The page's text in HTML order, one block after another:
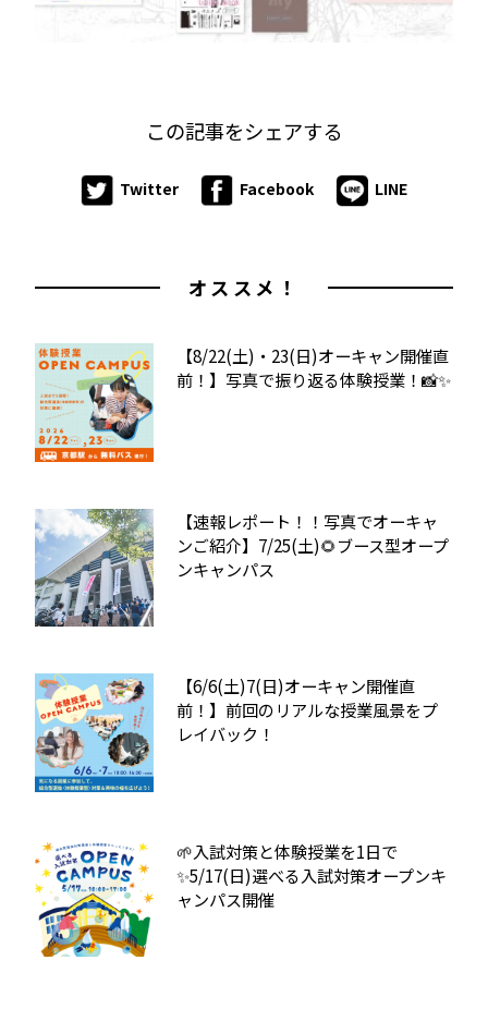
この記事をシェアする
Twitter Facebook LINE
オススメ！
【8/22(土)・23(日)オーキャン開催直
前！】写真で振り返る体験授業！📸✨
【速報レポート！！写真でオーキャ
ンご紹介】7/25(土)🌻ブース型オープ
ンキャンパス
【6/6(土)7(日)オーキャン開催直
前！】前回のリアルな授業風景をプ
レイバック！
🌱入試対策と体験授業を1日で
✨5/17(日)選べる入試対策オープンキ
ャンパス開催